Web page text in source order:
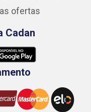
ofertas
Cadan